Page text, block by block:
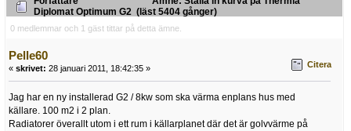
Diplomat Optimum G2 (läst 5404 gånger)
0 medlemmar och 1 gäst tittar på detta ämne.
Pelle60
« skrivet: 28 januari 2011, 18:42:35 » Citera
Jag har en ny installerad G2 / 8kw som ska värma enplans hus med
källare. 100 m2 i 2 plan.
Radiatorer överallt utom i ett rum i källarplanet där det är golvvärme på